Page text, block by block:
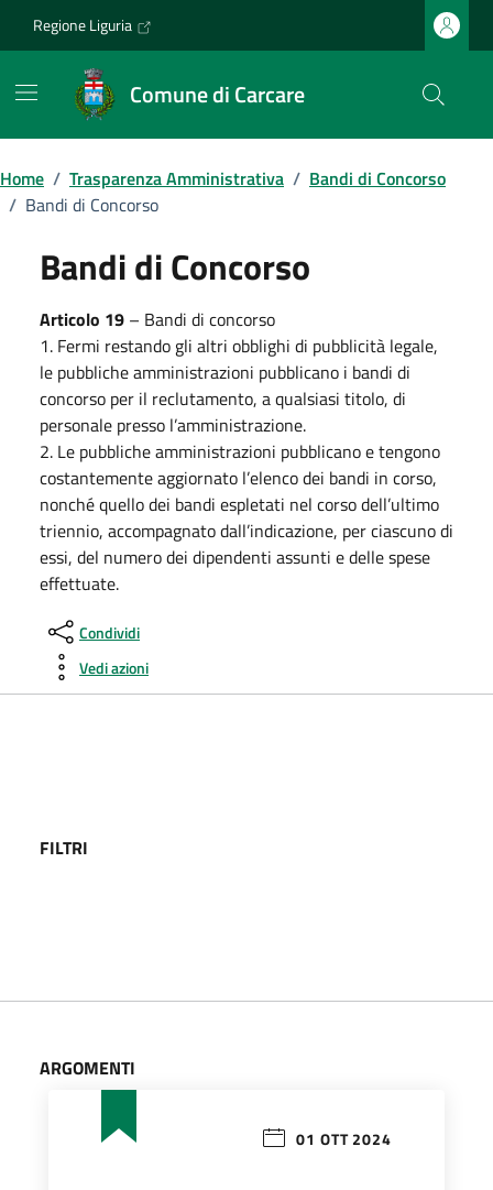
Regione Liguria
Comune di Carcare
Home / Trasparenza Amministrativa / Bandi di Concorso
/ Bandi di Concorso
Bandi di Concorso
Articolo 19 – Bandi di concorso
1. Fermi restando gli altri obblighi di pubblicità legale,
le pubbliche amministrazioni pubblicano i bandi di
concorso per il reclutamento, a qualsiasi titolo, di
personale presso l’amministrazione.
2. Le pubbliche amministrazioni pubblicano e tengono
costantemente aggiornato l’elenco dei bandi in corso,
nonché quello dei bandi espletati nel corso dell’ultimo
triennio, accompagnato dall’indicazione, per ciascuno di
essi, del numero dei dipendenti assunti e delle spese
effettuate.
Condividi
Vedi azioni
FILTRI
ARGOMENTI
01 OTT 2024